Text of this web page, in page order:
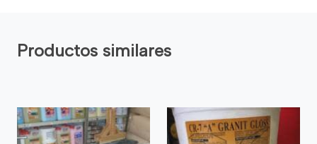
Productos similares